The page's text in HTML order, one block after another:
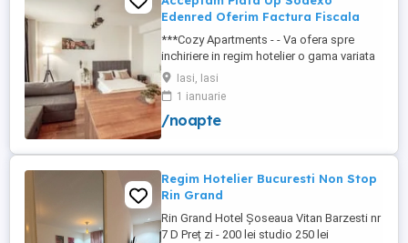
Edenred Oferim Factura Fiscala
***Cozy Apartments - - Va ofera spre
inchiriere in regim hotelier o gama variata
de apartamente si garsoniere situate in
puncte cheie ale orasului doar in
complexe rezidentiale noi: *Zona Palas
Mall - Centru - Complex Lazar Residence;
Residence; *Zona Palas Mall - ...
Iasi, Iasi
1 ianuarie
/noapte
Regim Hotelier Bucuresti Non Stop
Rin Grand
Rin Grand Hotel Șoseaua Vitan Barzesti nr
7 D Preț zi - 200 lei studio 250 lei